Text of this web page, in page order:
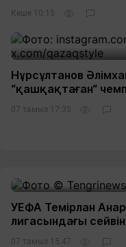
Кеше 10:15
Нұрсұлтанов
“қашқақтаған“
07 тамыз 17:35
УЕФА Темірлан
лигасындағы
07 тамыз 15:47